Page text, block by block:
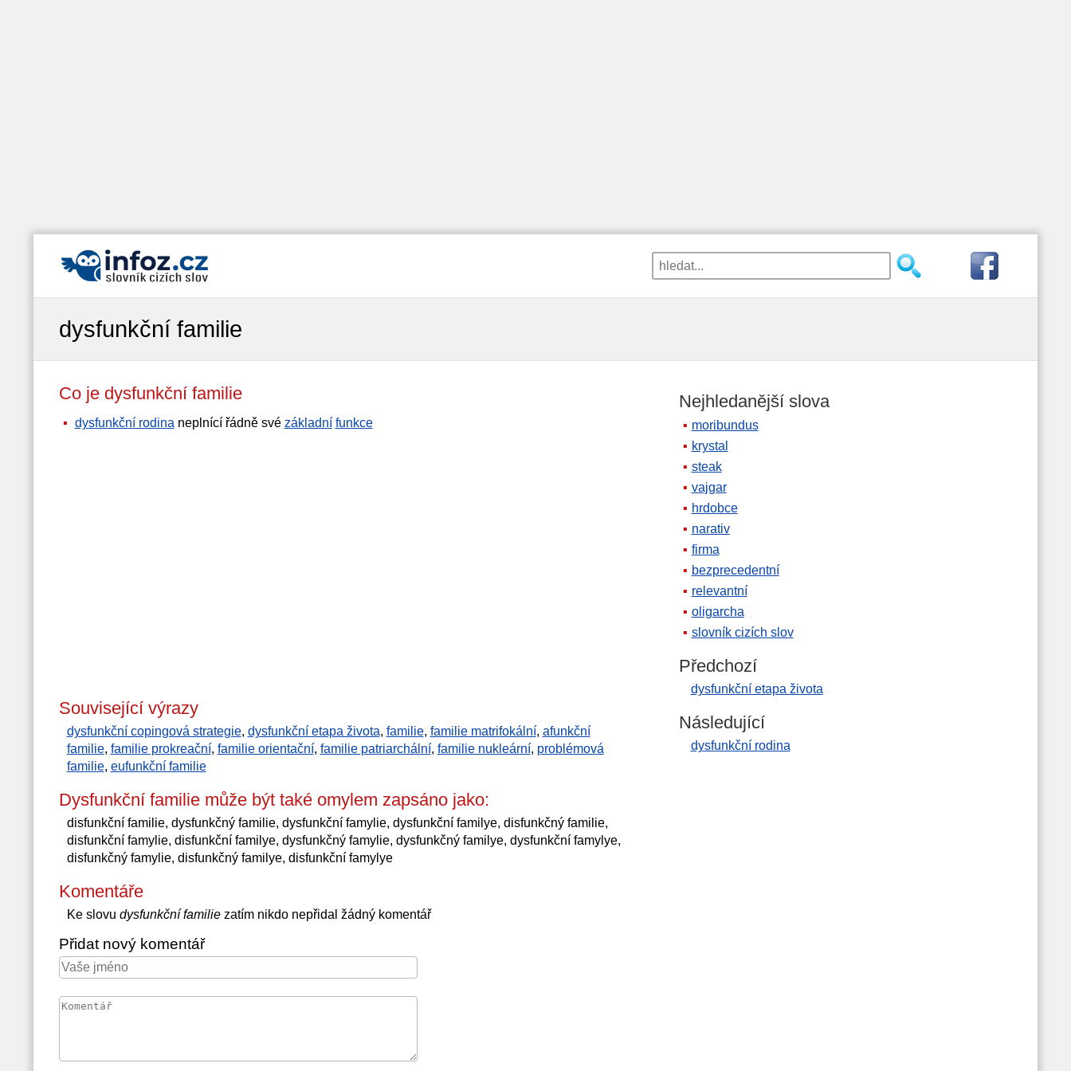
dysfunkční familie
Co je dysfunkční familie
dysfunkční rodina neplnící řádně své základní funkce
Související výrazy
dysfunkční copingová strategie, dysfunkční etapa života, familie, familie matrifokální, afunkční
familie, familie prokreační, familie orientační, familie patriarchální, familie nukleární, problémová
familie, eufunkční familie
Dysfunkční familie může být také omylem zapsáno jako:
disfunkční familie, dysfunkčný familie, dysfunkční famylie, dysfunkční familye, disfunkčný familie,
disfunkční famylie, disfunkční familye, dysfunkčný famylie, dysfunkčný familye, dysfunkční famylye,
disfunkčný famylie, disfunkčný familye, disfunkční famylye
Komentáře
Ke slovu dysfunkční familiezatím nikdo nepřidal žádný komentář
Přidat nový komentář
Nejhledanější slova
moribundus
krystal
steak
vajgar
hrdobce
narativ
firma
bezprecedentní
relevantní
oligarcha
slovník cizích slov
Předchozí
dysfunkční etapa života
Následující
dysfunkční rodina